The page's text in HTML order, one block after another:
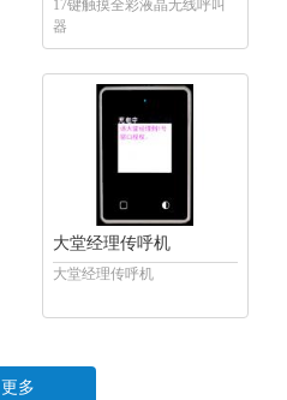
17键触摸全彩液晶无线呼叫
器
大堂经理传呼机
大堂经理传呼机
更多